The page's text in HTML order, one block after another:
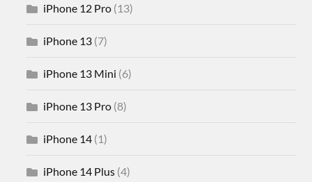
iPhone 12 Pro (13)
iPhone 13 (7)
iPhone 13 Mini (6)
iPhone 13 Pro (8)
iPhone 14 (1)
iPhone 14 Plus (4)